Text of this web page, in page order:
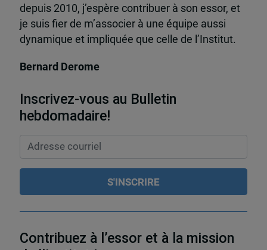
depuis 2010, j’espère contribuer à son essor, et
je suis fier de m’associer à une équipe aussi
dynamique et impliquée que celle de l’Institut.
Bernard Derome
Inscrivez-vous au Bulletin
hebdomadaire!
Contribuez à l’essor et à la mission